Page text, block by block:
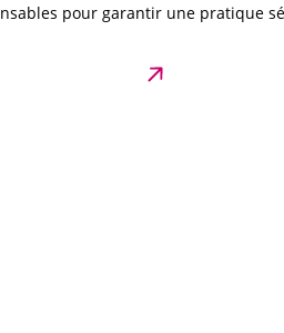
pour garantir une pratique